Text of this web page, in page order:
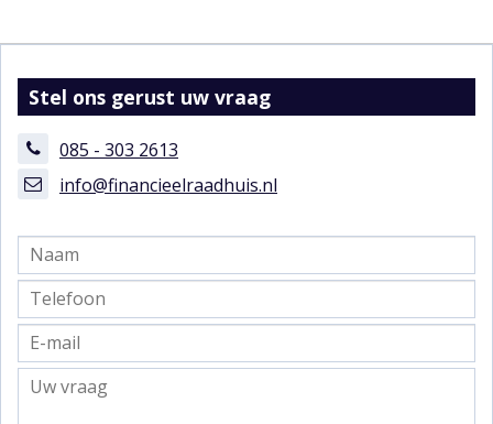
Stel ons gerust uw vraag
085 - 303 2613
info@financieelraadhuis.nl